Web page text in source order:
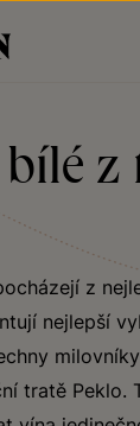
z
z
nejlepší
tratě Peklo.